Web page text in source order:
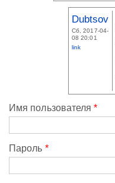
Dubtsov
Сб, 2017-04-
08 20:01
link
Имя пользователя*
Пароль *